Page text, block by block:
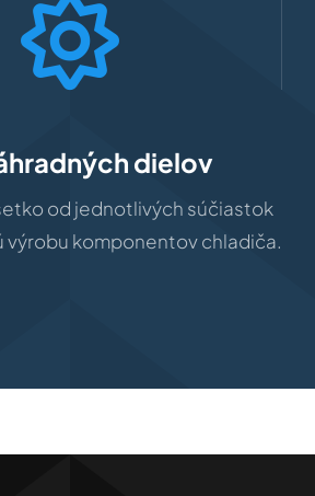
dielov
od jednotlivých súčiastok
výrobu komponentov chladiča.